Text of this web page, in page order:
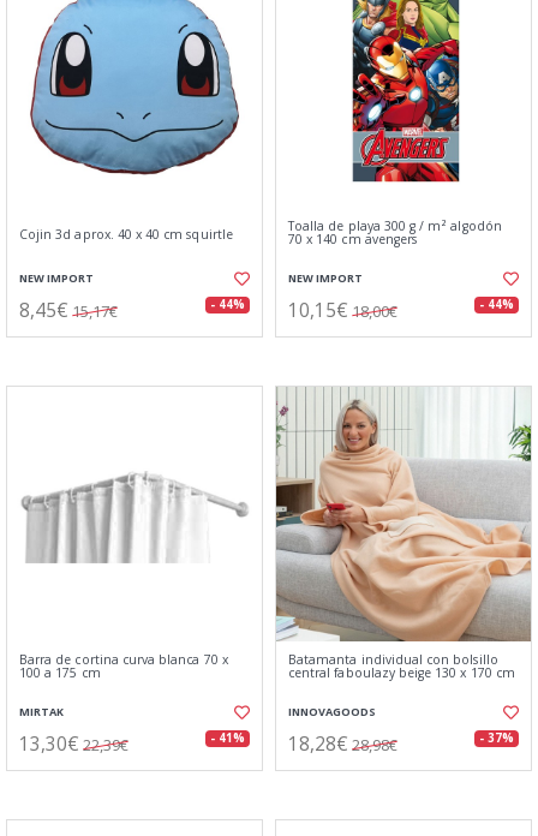
Cojin 3d aprox. 40 x 40 cm squirtle
NEW IMPORT
8,45€ 15,17€ - 44%
Toalla de playa 300 g / m² algodón
70 x 140 cm avengers
NEW IMPORT
10,15€ 18,00€ - 44%
Barra de cortina curva blanca 70 x
100 a 175 cm
MIRTAK
13,30€ 22,39€ - 41%
Batamanta individual con bolsillo
central faboulazy beige 130 x 170 cm
INNOVAGOODS
18,28€ 28,98€ - 37%